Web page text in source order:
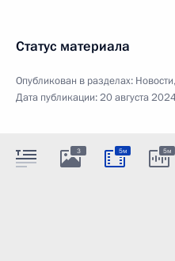
Статус материала
Опубликован в разделах: Новости,
Дата публикации:20 августа
3 5м 5м